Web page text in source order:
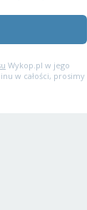
Wykop.pl w jego
w całości, prosimy